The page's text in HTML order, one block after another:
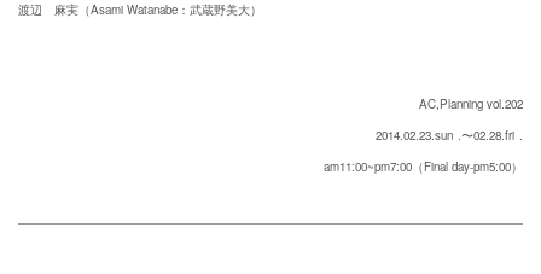
渡辺 麻実（Asami Watanabe：武蔵野美大）
AC,Planning vol.202
2014.02.23.sun .〜02.28.fri .
am11:00~pm7:00（Final day-pm5:00）